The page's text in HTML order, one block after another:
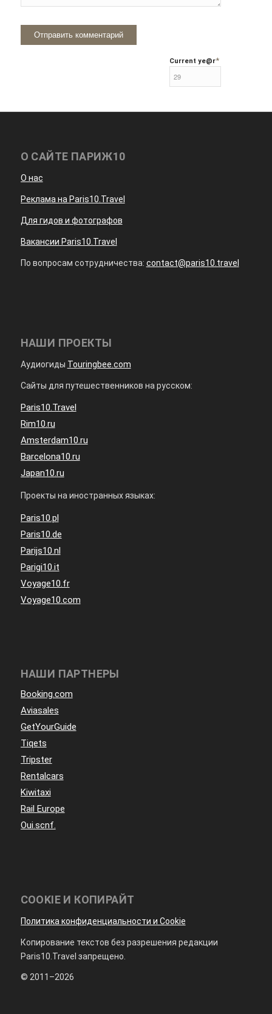
Current ye@r*
О САЙТЕ ПАРИЖ10
О нас
Реклама на Paris10.Travel
Для гидов и фотографов
Вакансии Paris10.Travel
По вопросам сотрудничества: contact@paris10.travel
НАШИ ПРОЕКТЫ
Аудиогиды Touringbee.com
Сайты для путешественников на русском:
Paris10.Travel
Rim10.ru
Amsterdam10.ru
Barcelona10.ru
Japan10.ru
Проекты на иностранных языках:
Paris10.pl
Paris10.de
Parijs10.nl
Parigi10.it
Voyage10.fr
Voyage10.com
НАШИ ПАРТНЕРЫ
Booking.com
Aviasales
GetYourGuide
Tiqets
Tripster
Rentalcars
Kiwitaxi
Rail Europe
Oui.scnf.
COOKIE И КОПИРАЙТ
Политика конфиденциальности и Cookie
Копирование текстов без разрешения редакции
Paris10.Travel запрещено.
© 2011–2026